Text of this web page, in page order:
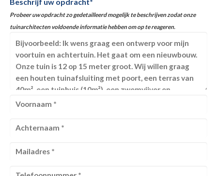
Probeer uw opdracht zo gedetailleerd mogelijk te beschrijven zodat onze
tuinarchitecten voldoende informatie hebben om op te reageren.